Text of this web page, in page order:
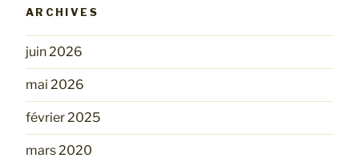
ARCHIVES
juin 2026
mai 2026
février 2025
mars 2020